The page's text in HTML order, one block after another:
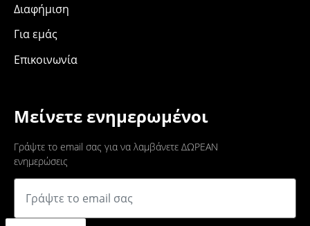
Μείνετε ενημερωμένοι
Γράψτε το email σας για να λαμβάνετε ΔΩΡΕΑΝ
ενημερώσεις
Διαφήμιση
Για εμάς
Επικοινωνία